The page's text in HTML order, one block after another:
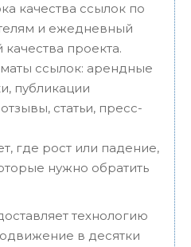
качества ссылок по
и ежедневный
качества проекта.
ссылок: арендные
публикации
статьи, пресс-
где рост или падение,
нужно обратить
технологию
в десятки